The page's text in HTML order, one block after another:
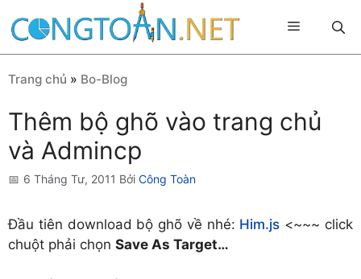
đến
Menu
Trang chủ » Bo-Blog
Thêm bộ ghõ vào trang chủ
và Admincp
6 Tháng Tư, 2011 Bởi Công Toàn
Đầu tiên download bộ ghõ về nhé: Him.js <~~~ click
chuột phải chọn Save As Target…